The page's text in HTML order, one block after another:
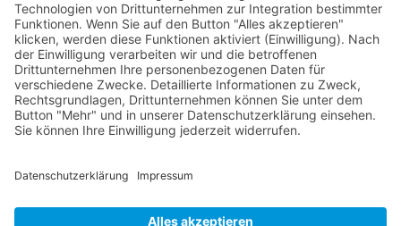
kreisverband@die-linke-ldk.de
Gesetzliches
Impressum
Datenschutz
Cookie-Einstellungen
DIE LINKE. KV Lahn-Dill